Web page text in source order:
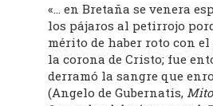
«… en Bretaña se venera
los pájaros al petirrojo
mérito de haber roto con
la corona de Cristo; fue
derramó la sangre que
(Angelo de Gubernatis,